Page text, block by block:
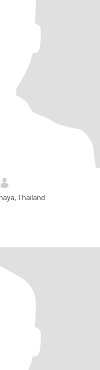
Thailand